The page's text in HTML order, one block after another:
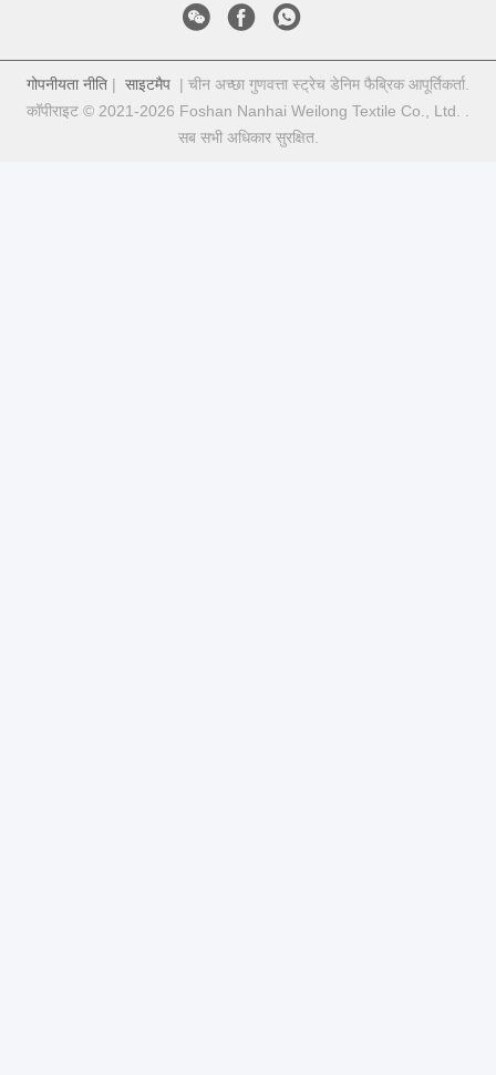
गोपनीयता नीति | साइटमैप | चीन अच्छा गुणवत्ता स्ट्रेच डेनिम फैब्रिक आपूर्तिकर्ता.
कॉपीराइट © 2021-2026 Foshan Nanhai Weilong Textile Co., Ltd. .
सब सभी अधिकार सुरक्षित.